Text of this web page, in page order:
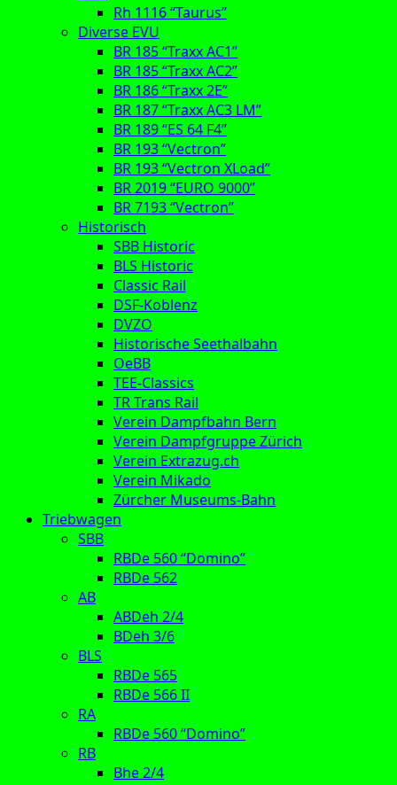
Rh 1116 “Taurus”
Diverse EVU
BR 185 “Traxx AC1”
BR 185 “Traxx AC2”
BR 186 “Traxx 2E”
BR 187 “Traxx AC3 LM”
BR 189 “ES 64 F4”
BR 193 “Vectron”
BR 193 “Vectron XLoad”
BR 2019 “EURO 9000”
BR 7193 “Vectron”
Historisch
SBB Historic
BLS Historic
Classic Rail
DSF-Koblenz
DVZO
Historische Seethalbahn
OeBB
TEE-Classics
TR Trans Rail
Verein Dampfbahn Bern
Verein Dampfgruppe Zürich
Verein Extrazug.ch
Verein Mikado
Zürcher Museums-Bahn
Triebwagen
SBB
RBDe 560 “Domino”
RBDe 562
AB
ABDeh 2/4
BDeh 3/6
BLS
RBDe 565
RBDe 566 II
RA
RBDe 560 “Domino”
RB
Bhe 2/4